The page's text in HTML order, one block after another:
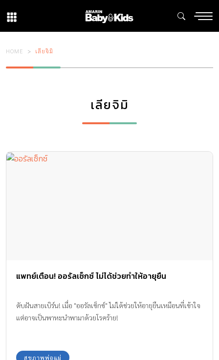
HOME เลียจิมิ
เลียจิมิ
แพทย์เตือน! ออรัลเซ็กซ์ ไม่ได้ช่วยทำให้อายุยืน
ดับฝันสายเบิร์น! เมื่อ "ออรัลเซ็กซ์" ไม่ได้ช่วยให้อายุยืนเหมือนที่เข้าใจ
แต่อาจเป็นพาหะนำพามาด้วยโรคร้าย!
สุขภาพพ่อแม่